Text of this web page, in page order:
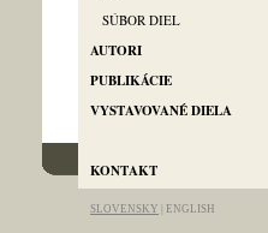
SÚBOR DIEL
AUTORI
PUBLIKÁCIE
VYSTAVOVANÉ DIELA
KONTAKT
SLOVENSKY ENGLISH
info@artgallery-pallas.com